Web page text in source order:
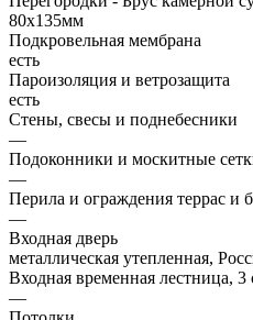
80х135мм
Подкровельная мембрана
есть
Пароизоляция и ветрозащита
есть
Стены, свесы и поднебесники
—
Подоконники и москитные
—
Перила и ограждения террас и
—
Входная дверь
металлическая утепленная,
Входная временная лестница, 3
—